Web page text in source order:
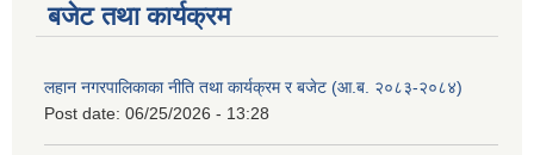
बजेट तथा कार्यक्रम
लहान नगरपालिकाका नीति तथा कार्यक्रम र बजेट (आ.ब. २०८३-२०८४)
Post date: 06/25/2026 - 13:28